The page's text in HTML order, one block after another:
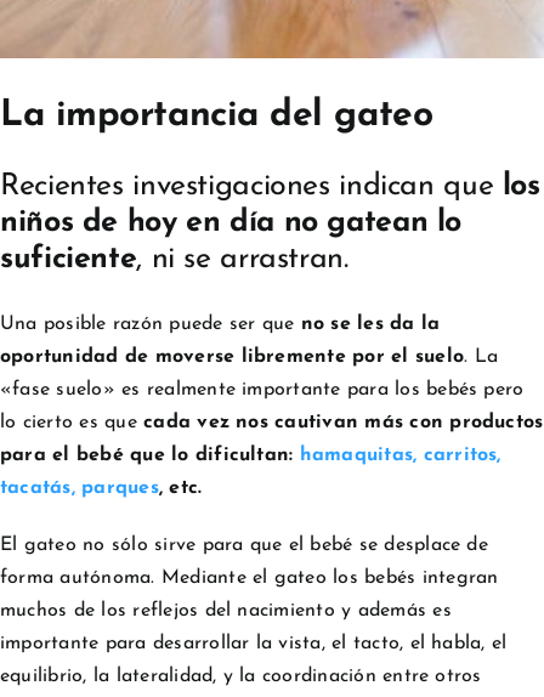
La importancia del gateo
Recientes investigaciones indican que los
niños de hoy en día no gatean lo
suficiente, ni se arrastran.
Una posible razón puede ser que no se les da la
oportunidad de moverse libremente por el suelo. La
«fase suelo» es realmente importante para los bebés pero
lo cierto es quecada vez nos cautivan más con productos
para el bebé que lo dificultan: hamaquitas, carritos,
tacatás, parques, etc.
El gateo no sólo sirve para que el bebé se desplace de
forma autónoma. Mediante el gateo los bebés integran
muchos de los reflejos del nacimiento y además es
importante para desarrollar la vista, el tacto, el habla, el
equilibrio, la lateralidad, y la coordinación entre otros